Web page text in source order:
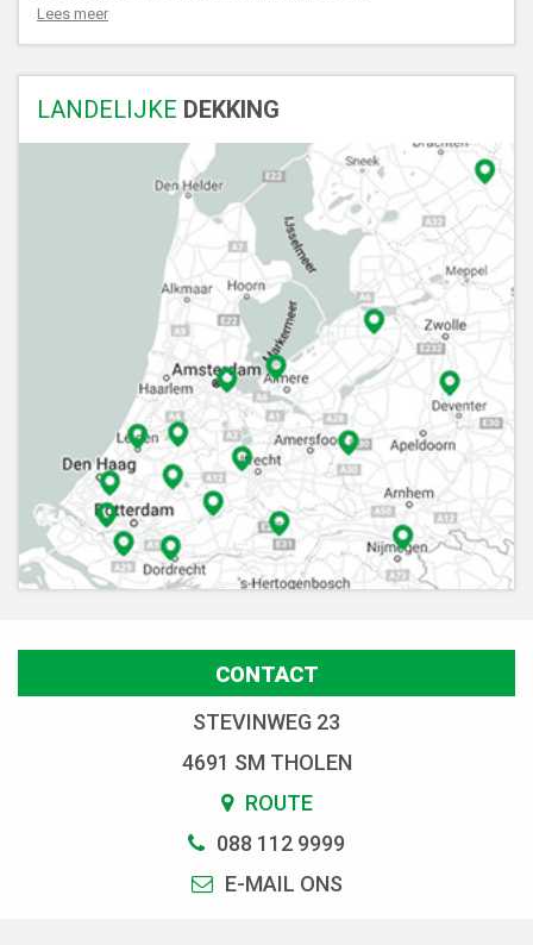
Lees meer
LANDELIJKE DEKKING
CONTACT
STEVINWEG 23
4691 SM THOLEN
ROUTE
088 112 9999
E-MAIL ONS